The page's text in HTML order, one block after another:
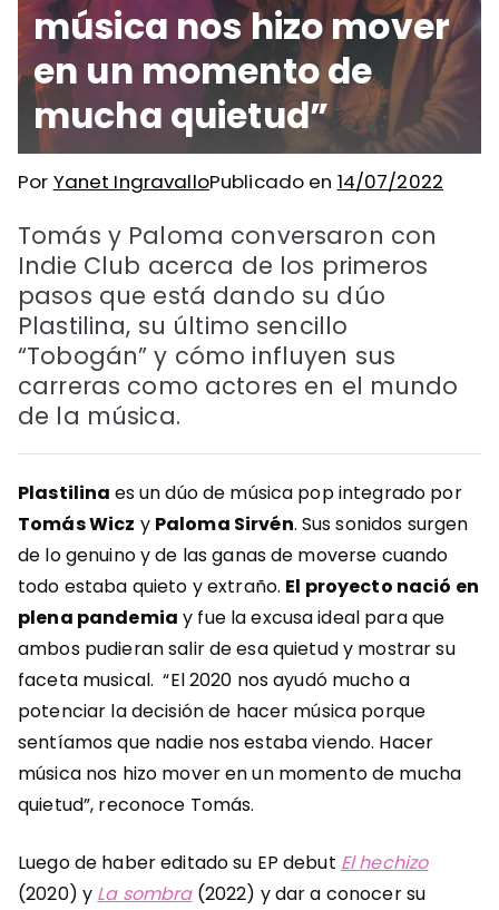
música nos hizo mover
en un momento de
mucha quietud”
Por Yanet IngravalloPublicado en 14/07/2022
Tomás y Paloma conversaron con
Indie Club acerca de los primeros
pasos que está dando su dúo
Plastilina, su último sencillo
“Tobogán” y cómo influyen sus
carreras como actores en el mundo
de la música.
Plastilina es un dúo de música pop integrado por
Tomás Wicz y Paloma Sirvén. Sus sonidos surgen
de lo genuino y de las ganas de moverse cuando
todo estaba quieto y extraño. El proyecto nació en
plena pandemia y fue la excusa ideal para que
ambos pudieran salir de esa quietud y mostrar su
faceta musical.“El 2020 nos ayudó mucho a
potenciar la decisión de hacer música porque
sentíamos que nadie nos estaba viendo. Hacer
música nos hizo mover en un momento de mucha
quietud”, reconoce Tomás.
Luego de haber editado su EP debut El hechizo
(2020) y La sombra(2022) y dar a conocer su